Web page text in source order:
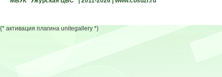
{* активация плагина unitegallery *}